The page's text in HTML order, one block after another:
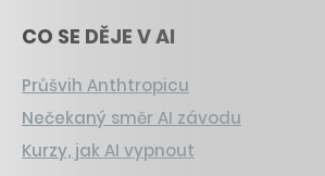
CO SE DĚJE V AI
Průšvih Anthtropicu
Nečekaný směr AI závodu
Kurzy, jak AI vypnout